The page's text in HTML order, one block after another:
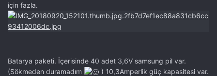
için fazla.
Batarya paketi. İçerisinde 40 adet 3,6V samsung pil var.
(Sökmeden duramadım
) 10,3Amperlik güç kapasitesi var.